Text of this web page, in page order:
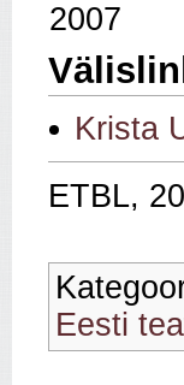
2007
Krista
ETBL,
Eesti